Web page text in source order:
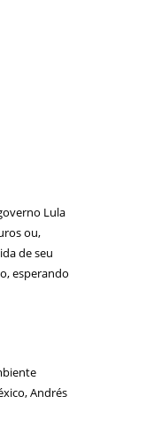
Lula
ou,
de seu
esperando
Andrés